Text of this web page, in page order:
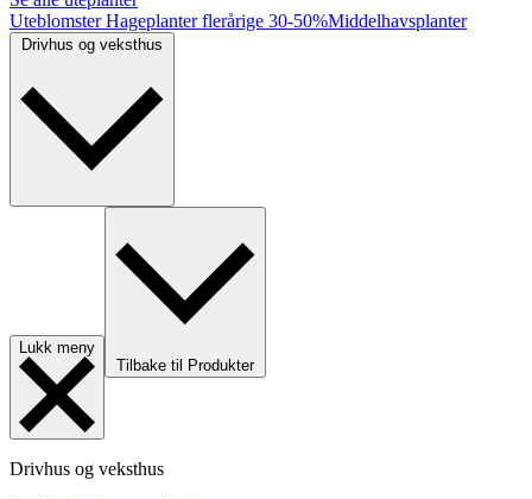
UteblomsterHageplanter flerårige 30-50%Middelhavsplanter
Lukk meny
Tilbake til Produkter
Drivhus og veksthus